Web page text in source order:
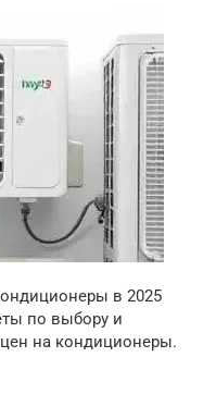
в 2025
по выбору и
на кондиционеры.